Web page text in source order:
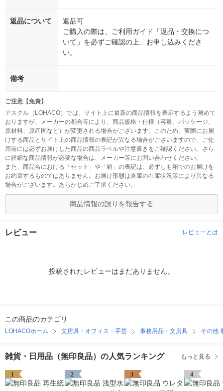
返品について
返品可
ご購入の際は、ご利用ガイド「返品・交換につ
いて」を必ずご確認の上、お申し込みくださ
い。
備考
ご注意【免責】
アスクル（LOHACO）では、サイト上に最新の商品情報を表示するよう努めて
おりますが、メーカーの都合等により、商品規格・仕様（容量、パッケージ、
原材料、原産国など）が変更される場合がございます。このため、実際にお届
けする商品とサイト上の商品情報の表記が異なる場合がございますので、ご使
用前には必ずお届けした商品の商品ラベルや注意書きをご確認ください。さら
に詳細な商品情報が必要な場合は、メーカー等にお問い合わせください。
また、商品名における「セット」や「箱」の表記は、必ずしも箱でのお届けを
お約束するものではありません。お届け形態は倉庫の在庫状況等により異なる
場合がございます。あらかじめご了承ください。
商品情報の誤りを報告する
レビュー レビューとは
投稿されたレビューはまだありません。
この商品のカテゴリ
LOHACOホーム 文房具・オフィス・手芸 事務用品・文房具 その他
雑貨・日用品（無印良品）の人気ランキング もっと見る
1 2 3 4